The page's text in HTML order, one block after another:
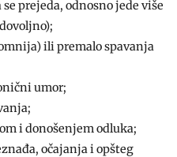
prejeda, odnosno jede više
ili premalo spavanja
umor;
i donošenjem odluka;
očajanja i opšteg